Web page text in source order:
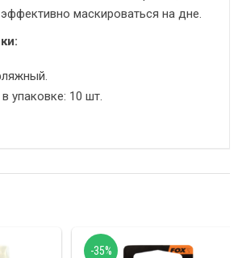
маскироваться на дне.
упаковке: 10 шт.
-35%